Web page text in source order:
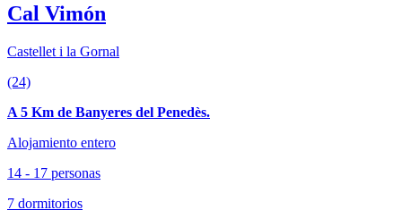
Cal Vimón
Castellet i la Gornal
(24)
A 5 Km de Banyeres del Penedès.
Alojamiento entero
14 - 17 personas
7 dormitorios